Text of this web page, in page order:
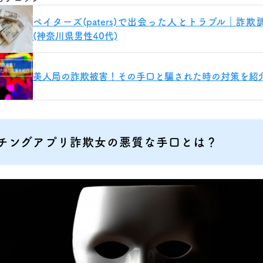
ペイターズ(paters)で出会った人とトラブル｜詐欺
(神奈川県男性40代)
美人局の詐欺被害！その手口と騙された時の対策を紹
ングアプリ詐欺女の悪質な手口とは？